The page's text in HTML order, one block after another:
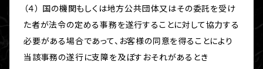
（４） 国の機関もしくは地方公共団体又はその委託を受け
た者が法令の定める事務を遂行することに対して協力する
必要がある場合であって、お客様の同意を得ることにより
当該事務の遂行に支障を及ぼすおそれがあるとき